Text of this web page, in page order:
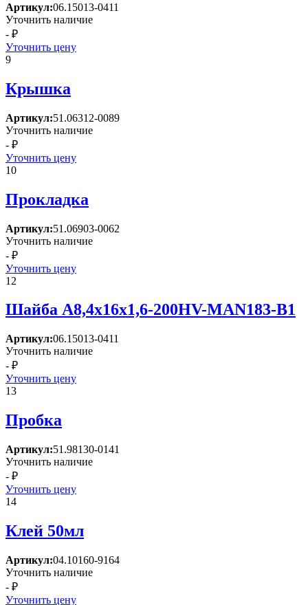
Артикул:06.15013-0411
Уточнить наличие
- ₽
Уточнить цену
9
Крышка
Артикул:51.06312-0089
Уточнить наличие
- ₽
Уточнить цену
10
Прокладка
Артикул:51.06903-0062
Уточнить наличие
- ₽
Уточнить цену
12
Шайба A8,4x16x1,6-200HV-MAN183-B1
Артикул:06.15013-0411
Уточнить наличие
- ₽
Уточнить цену
13
Пробка
Артикул:51.98130-0141
Уточнить наличие
- ₽
Уточнить цену
14
Клей 50мл
Артикул:04.10160-9164
Уточнить наличие
- ₽
Уточнить цену